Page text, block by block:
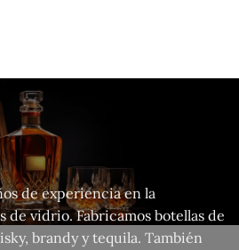
de experiencia en la
de vidrio. Fabricamos botellas de
brandy y tequila. También